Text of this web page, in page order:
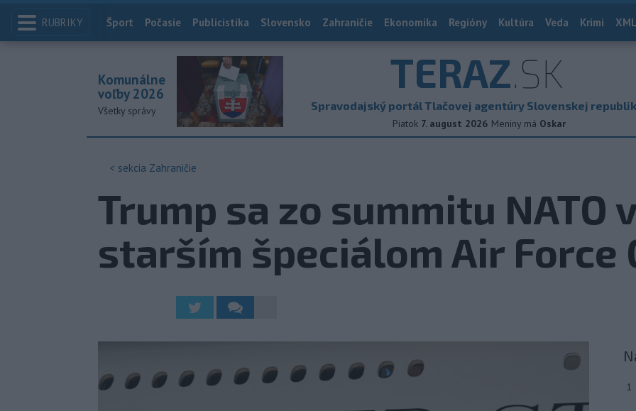
RUBRIKY Index
Šport Počasie Publicistika Slovensko Zahraničie Ekonomika Regióny Kultúra Veda Krimi
TERAZ.SK
Spravodajský portál Tlačovej agentúry Slovenskej
Piatok 7. august 2026 Meniny má Oskar
Komunálne
voľby 2026
Všetky správy
< sekcia Zahraničie
Trump sa zo summitu NATO
starším špeciálom Air Force
1